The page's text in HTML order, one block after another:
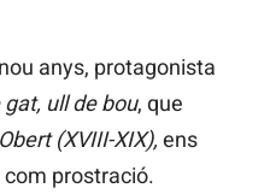
anys, protagonista
ull de bou, que
(XVIII-XIX), ens
prostració.